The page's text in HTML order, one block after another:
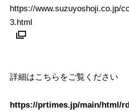
https://www.suzuyoshoji.co.jp/
3.html
詳細はこちらをご覧ください
https://prtimes.jp/main/html/